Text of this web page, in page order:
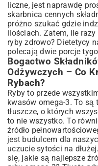
Delikatność i Zachowanie
Ryba w Folii – Prosto,
Przepisy na Zdrową
Kulinarne
Ryba z Warzywami –
Lekkie Marynaty i
– Klucz do Smaku
Pasta Rybna Domowej
Alternatywa
Co Podawać do Zdrowej
na Dodatki
Warzywne Kompozycje
Egzotykę
Kasze i Pełnoziarniste
Dłużej
Najczęstsze Błędy Przy
liczne, jest naprawdę
skarbnica cennych
próżno szukać gdzie
ilościach. Zatem, ile
ryby zdrowo? Dietetycy
polecają dwie porcje
Bogactwo
Odżywczych – Co
Rybach?
Ryby to przede
kwasów omega-3. To są
tłuszcze, o których
to nie wszystko. To
źródło
jest budulcem dla
uczucie sytości na
się, jakie są najlepsze